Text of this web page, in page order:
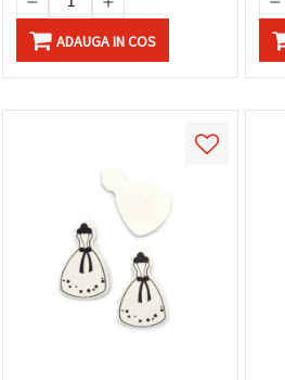
ADAUGA IN COS